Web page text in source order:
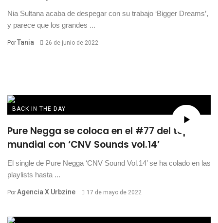
Nia Sultana acaba de despegar con su trabajo ‘Bigger Dreams’,
y parece que los grandes ...
PorTania 26 de junio de 2022
BACK IN THE DAY
Pure Negga se coloca en el #77 del top
mundial con ‘CNV Sounds vol.14’
El single de Pure Negga ‘CNV Sound Vol.14’ se ha colado en las
playlists hasta ...
PorAgencia X Urbzine 17 de mayo de 2022